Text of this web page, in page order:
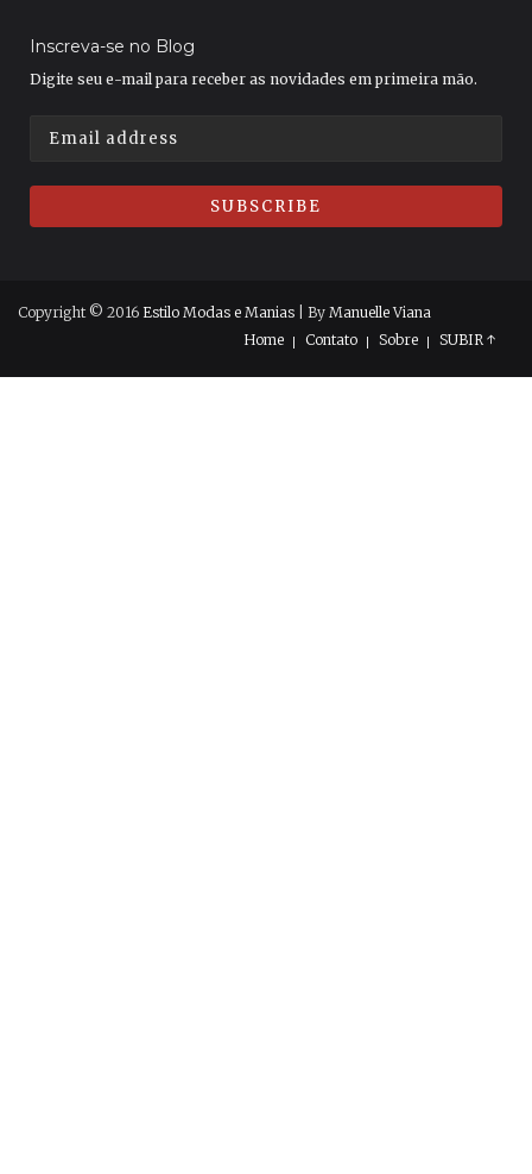
Inscreva-se no Blog
Digite seu e-mail para receber as novidades em primeira mão.
Copyright © 2016 Estilo Modas e Manias | By Manuelle Viana
Home
Contato Sobre SUBIR ↑